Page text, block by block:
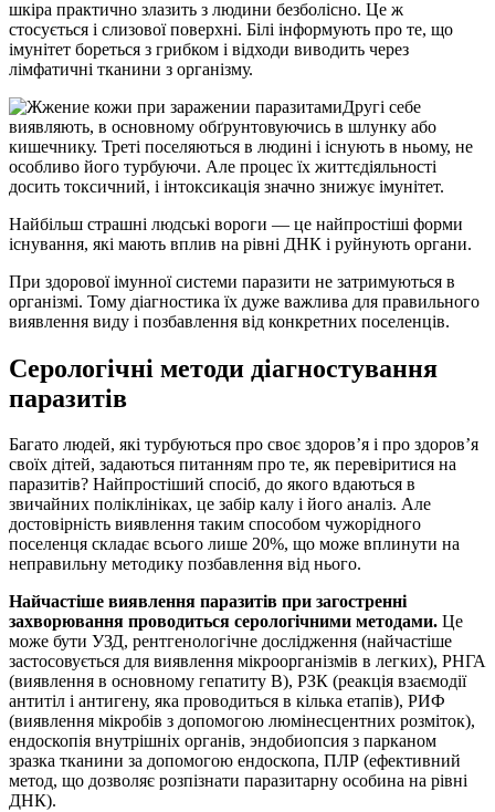
шкіра практично злазить з людини безболісно. Це ж
стосується і слизової поверхні. Білі інформують про те, що
імунітет бореться з грибком і відходи виводить через
лімфатичні тканини з організму.
Другі себе
виявляють, в основному обґрунтовуючись в шлунку або
кишечнику. Треті поселяються в людині і існують в ньому, не
особливо його турбуючи. Але процес їх життєдіяльності
досить токсичний, і інтоксикація значно знижує імунітет.
Найбільш страшні людські вороги — це найпростіші форми
існування, які мають вплив на рівні ДНК і руйнують органи.
При здорової імунної системи паразити не затримуються в
організмі. Тому діагностика їх дуже важлива для правильного
виявлення виду і позбавлення від конкретних поселенців.
Серологічні методи діагностування
паразитів
Багато людей, які турбуються про своє здоров’я і про здоров’я
своїх дітей, задаються питанням про те, як перевіритися на
паразитів? Найпростіший спосіб, до якого вдаються в
звичайних поліклініках, це забір калу і його аналіз. Але
достовірність виявлення таким способом чужорідного
поселенця складає всього лише 20%, що може вплинути на
неправильну методику позбавлення від нього.
Найчастіше виявлення паразитів при загостренні
захворювання проводиться серологічними методами. Це
може бути УЗД, рентгенологічне дослідження (найчастіше
застосовується для виявлення мікроорганізмів в легких), РНГА
(виявлення в основному гепатиту В), РЗК (реакція взаємодії
антитіл і антигену, яка проводиться в кілька етапів), РИФ
(виявлення мікробів з допомогою люмінесцентних розміток),
ендоскопія внутрішніх органів, эндобиопсия з парканом
зразка тканини за допомогою ендоскопа, ПЛР (ефективний
метод, що дозволяє розпізнати паразитарну особина на рівні
ДНК).